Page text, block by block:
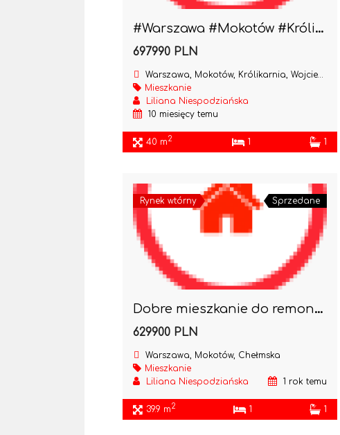
#Warszawa #Mokotów #Królikarnia 2pok do wejścia
697990 PLN
Warszawa, Mokotów, Królikarnia, Wojciecha Żywnego
Mieszkanie
Liliana Niespodziańska
10 miesięcy temu
40 m2 1 1
Rynek wtórny Sprzedane
Dobre mieszkanie do remontu Przy Morskim Oku
629900 PLN
Warszawa, Mokotów, Chełmska
Mieszkanie
Liliana Niespodziańska
1 rok temu
39.9 m2 1 1